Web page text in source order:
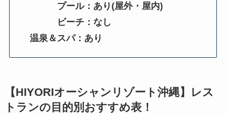
プール：あり(屋外・屋内)
ビーチ：なし
温泉＆スパ：あり
【HIYORIオーシャンリゾート沖縄】レス
トランの目的別おすすめ表！